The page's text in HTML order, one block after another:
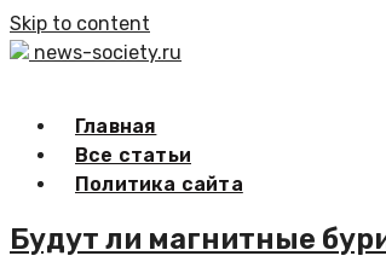
Skip to content
news-society.ru
Главная
Все статьи
Политика сайта
Будут ли магнитные